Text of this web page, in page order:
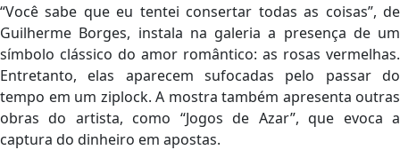
“Você sabe que eu tentei consertar todas as coisas”, de
Guilherme Borges, instala na galeria a presença de um
símbolo clássico do amor romântico: as rosas vermelhas.
Entretanto, elas aparecem sufocadas pelo passar do
tempo em um ziplock. A mostra também apresenta outras
obras do artista, como “Jogos de Azar”, que evoca a
captura do dinheiro em apostas.